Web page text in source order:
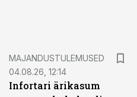
MAJANDUSTULEMUSED
04.08.26, 12:14
Infortari ärikasum